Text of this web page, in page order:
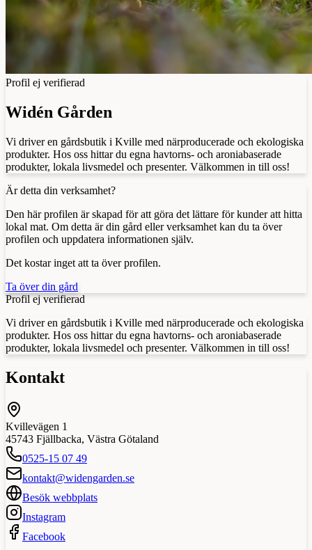
Profil ej verifierad
Widén Gården
Vi driver en gårdsbutik i Kville med närproducerade och ekologiska
produkter. Hos oss hittar du egna havtorns- och aroniabaserade
produkter, lokala livsmedel och presenter. Välkommen in till oss!
Är detta din verksamhet?
Den här profilen är skapad för att göra det lättare för kunder att hitta
lokal mat. Om detta är din gård eller verksamhet kan du ta över
profilen och uppdatera informationen själv.
Det kostar inget att ta över profilen.
Ta över din gård
Profil ej verifierad
Vi driver en gårdsbutik i Kville med närproducerade och ekologiska
produkter. Hos oss hittar du egna havtorns- och aroniabaserade
produkter, lokala livsmedel och presenter. Välkommen in till oss!
Kontakt
Kvillevägen 1
45743 Fjällbacka, Västra Götaland
0525-15 07 49
kontakt@widengarden.se
Besök webbplats
Instagram
Facebook